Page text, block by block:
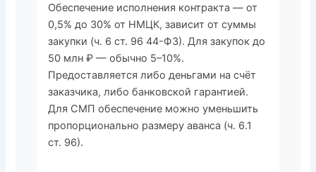
Обеспечение исполнения контракта — от
0,5% до 30% от НМЦК, зависит от суммы
закупки (ч. 6 ст. 96 44-ФЗ). Для закупок до
50 млн ₽ — обычно 5–10%.
Предоставляется либо деньгами на счёт
заказчика, либо банковской гарантией.
Для СМП обеспечение можно уменьшить
пропорционально размеру аванса (ч. 6.1
ст. 96).